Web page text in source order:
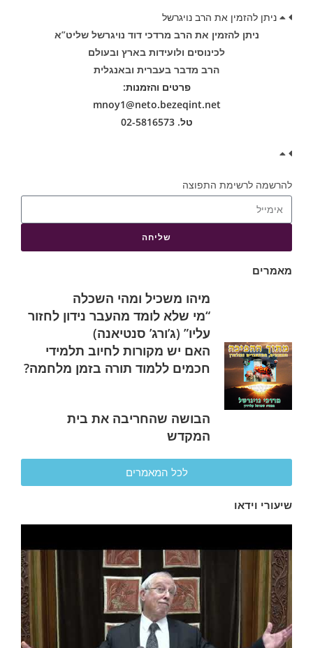
ניתן להזמין את הרב נויגרשל
ניתן להזמין את הרב מרדכי דוד נויגרשל שליט”א
לכינוסים ולועידות בארץ ובעולם
הרב מדבר בעברית ובאנגלית
פרטים והזמנות:
mnoy1@neto.bezeqint.net
טל. 02-5816573
להרשמה לרשימת התפוצה
שליחה
מאמרים
מיהו משכיל ומהי השכלה
“מי שלא לומד מהעבר נידון לחזור
עליו” (ג’ורג’ סנטיאנה)
האם יש מקורות לחיוב תלמידי
חכמים ללמוד תורה בזמן מלחמה?
הבושה שהחריבה את בית
המקדש
לכל המאמרים
שיעורי וידאו